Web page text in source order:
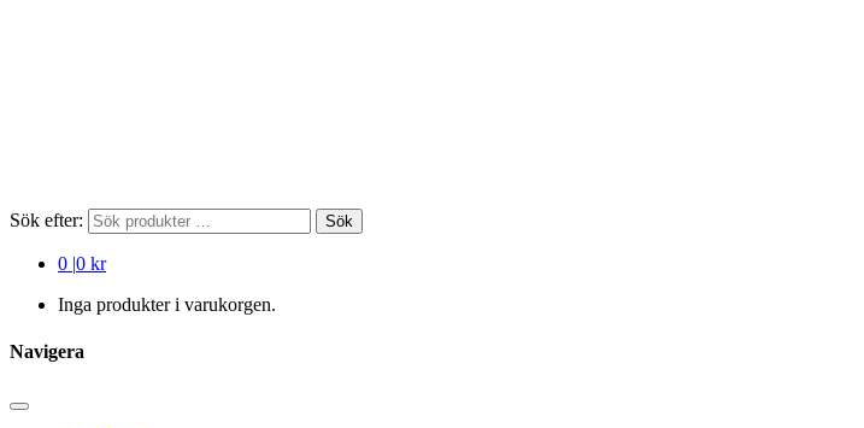
Sök efter: Sök
0 |0 kr
Inga produkter i varukorgen.
Navigera